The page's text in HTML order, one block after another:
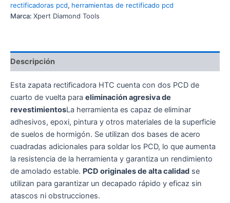
rectificadoras pcd, herramientas de rectificado pcd
Marca: Xpert Diamond Tools
Descripción
Esta zapata rectificadora HTC cuenta con dos PCD de
cuarto de vuelta para eliminación agresiva de
revestimientosLa herramienta es capaz de eliminar
adhesivos, epoxi, pintura y otros materiales de la superficie
de suelos de hormigón. Se utilizan dos bases de acero
cuadradas adicionales para soldar los PCD, lo que aumenta
la resistencia de la herramienta y garantiza un rendimiento
de amolado estable. PCD originales de alta calidad se
utilizan para garantizar un decapado rápido y eficaz sin
atascos ni obstrucciones.